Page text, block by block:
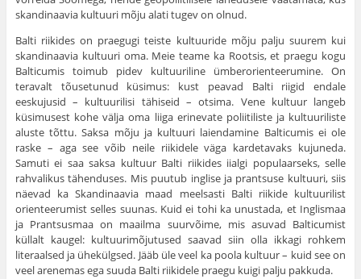
skandinaavia kultuuri mõju alati tugev on olnud.
Balti riikides on praegugi teiste kultuuride mõju palju suurem kui
skandinaavia kultuuri oma. Meie teame ka Rootsis, et praegu kogu
Balticumis toimub pidev kultuuriline ümberorienteerumine. On
teravalt tõusetunud küsimus: kust peavad Balti riigid endale
eeskujusid – kultuurilisi tähiseid – otsima. Vene kultuur langeb
küsimusest kohe välja oma liiga erinevate poliitiliste ja kultuuriliste
aluste tõttu. Saksa mõju ja kultuuri laiendamine Balticumis ei ole
raske – aga see võib neile riikidele väga kardetavaks kujuneda.
Samuti ei saa saksa kultuur Balti riikides iialgi populaarseks, selle
rahvalikus tähenduses. Mis puutub inglise ja prantsuse kultuuri, siis
näevad ka Skandinaavia maad meelsasti Balti riikide kultuurilist
orienteerumist selles suunas. Kuid ei tohi ka unustada, et Inglismaa
ja Prantsusmaa on maailma suurvõime, mis asuvad Balticumist
küllalt kaugel: kultuurimõjutused saavad siin olla ikkagi rohkem
literaalsed ja ühekülgsed. Jääb üle veel ka poola kultuur – kuid see on
veel arenemas ega suuda Balti riikidele praegu kuigi palju pakkuda.